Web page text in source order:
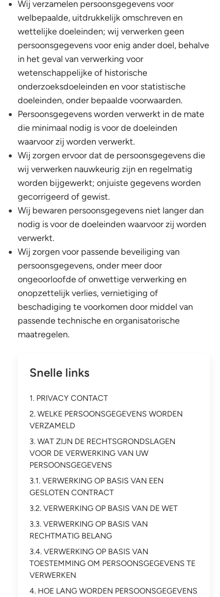
Wij verzamelen persoonsgegevens voor
welbepaalde, uitdrukkelijk omschreven en
wettelijke doeleinden; wij verwerken geen
persoonsgegevens voor enig ander doel, behalve
in het geval van verwerking voor
wetenschappelijke of historische
onderzoeksdoeleinden en voor statistische
doeleinden, onder bepaalde voorwaarden.
Persoonsgegevens worden verwerkt in de mate
die minimaal nodig is voor de doeleinden
waarvoor zij worden verwerkt.
Wij zorgen ervoor dat de persoonsgegevens die
wij verwerken nauwkeurig zijn en regelmatig
worden bijgewerkt; onjuiste gegevens worden
gecorrigeerd of gewist.
Wij bewaren persoonsgegevens niet langer dan
nodig is voor de doeleinden waarvoor zij worden
verwerkt.
Wij zorgen voor passende beveiliging van
persoonsgegevens, onder meer door
ongeoorloofde of onwettige verwerking en
onopzettelijk verlies, vernietiging of
beschadiging te voorkomen door middel van
passende technische en organisatorische
maatregelen.
Snelle links
1. PRIVACY CONTACT
2. WELKE PERSOONSGEGEVENS WORDEN
VERZAMELD
3. WAT ZIJN DE RECHTSGRONDSLAGEN
VOOR DE VERWERKING VAN UW
PERSOONSGEGEVENS
3.1. VERWERKING OP BASIS VAN EEN
GESLOTEN CONTRACT
3.2. VERWERKING OP BASIS VAN DE WET
3.3. VERWERKING OP BASIS VAN
RECHTMATIG BELANG
3.4. VERWERKING OP BASIS VAN
TOESTEMMING OM PERSOONSGEGEVENS TE
VERWERKEN
4. HOE LANG WORDEN PERSOONSGEGEVENS